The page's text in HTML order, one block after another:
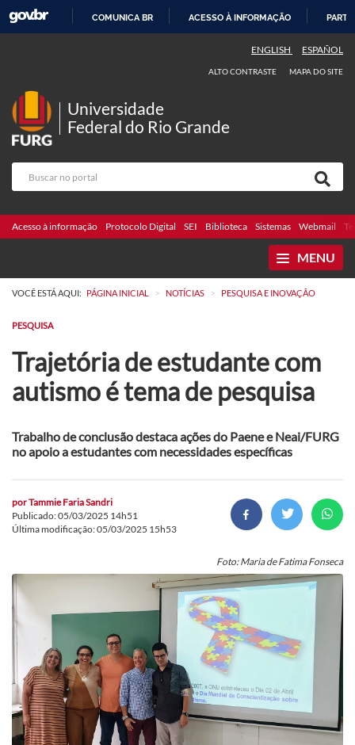
COMUNICA BR ACESSO À INFORMAÇÃO
ENGLISH ESPAÑOL
ALTO CONTRASTE MAPA DO SITE
Universidade
Federal do Rio Grande
Acesso à informação Protocolo Digital SEI Biblioteca Sistemas Webmail
MENU
VOCÊ ESTÁ AQUI: PÁGINA INICIAL > NOTÍCIAS > PESQUISA E INOVAÇÃO
PESQUISA
Trajetória de estudante com
autismo é tema de pesquisa
Trabalho de conclusão destaca ações do Paene e Neai/FURG
no apoio a estudantes com necessidades específicas
porTammie Faria Sandri
Publicado: 05/03/2025 14h51
Última modificação: 05/03/2025 15h53
Foto: Maria de Fatima Fonseca